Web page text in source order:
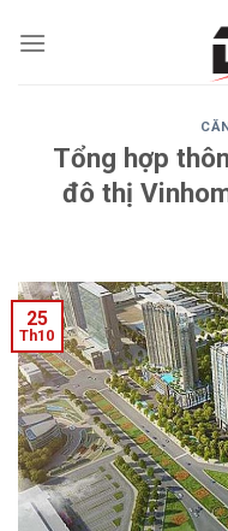
Tổng hợp
đô thị
25
Th10